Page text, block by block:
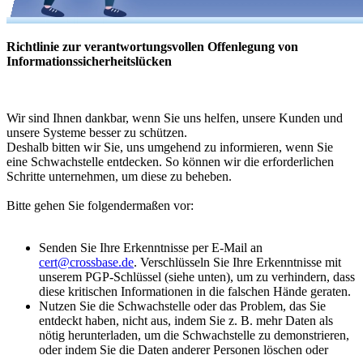
Richtlinie zur verantwortungs­vollen Offenlegung von
Informations­sicherheitslücken
Wir sind Ihnen dankbar, wenn Sie uns helfen, unsere Kunden und
unsere Systeme besser zu schützen.
Deshalb bitten wir Sie, uns umgehend zu informieren, wenn Sie
eine Schwachstelle entdecken. So können wir die erforderlichen
Schritte unternehmen, um diese zu beheben.
Bitte gehen Sie folgendermaßen vor:
Senden Sie Ihre Erkenntnisse per E-Mail an
cert@crossbase.de. Verschlüsseln Sie Ihre Erkenntnisse mit
unserem PGP-Schlüssel (siehe unten), um zu verhindern, dass
diese kritischen Informationen in die falschen Hände geraten.
Nutzen Sie die Schwachstelle oder das Problem, das Sie
entdeckt haben, nicht aus, indem Sie z. B. mehr Daten als
nötig herunterladen, um die Schwachstelle zu demonstrieren,
oder indem Sie die Daten anderer Personen löschen oder